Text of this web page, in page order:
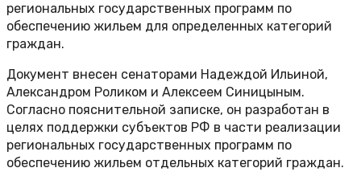
региональных государственных программ по
обеспечению жильем для определенных категорий
граждан.
Документ внесен сенаторами Надеждой Ильиной,
Александром Роликом и Алексеем Синицыным.
Согласно пояснительной записке, он разработан в
целях поддержки субъектов РФ в части реализации
региональных государственных программ по
обеспечению жильем отдельных категорий граждан.